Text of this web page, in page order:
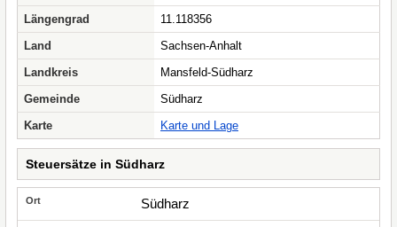
Längengrad
11.118356
Land
Sachsen-Anhalt
Landkreis
Mansfeld-Südharz
Gemeinde
Südharz
Karte
Karte und Lage
Steuersätze in Südharz
Südharz